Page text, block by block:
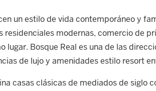
un estilo de vida contemporáneo y
modernas, comercio de
Bosque Real es una de las
de lujo y amenidades estilo resort
casas clásicas de mediados de